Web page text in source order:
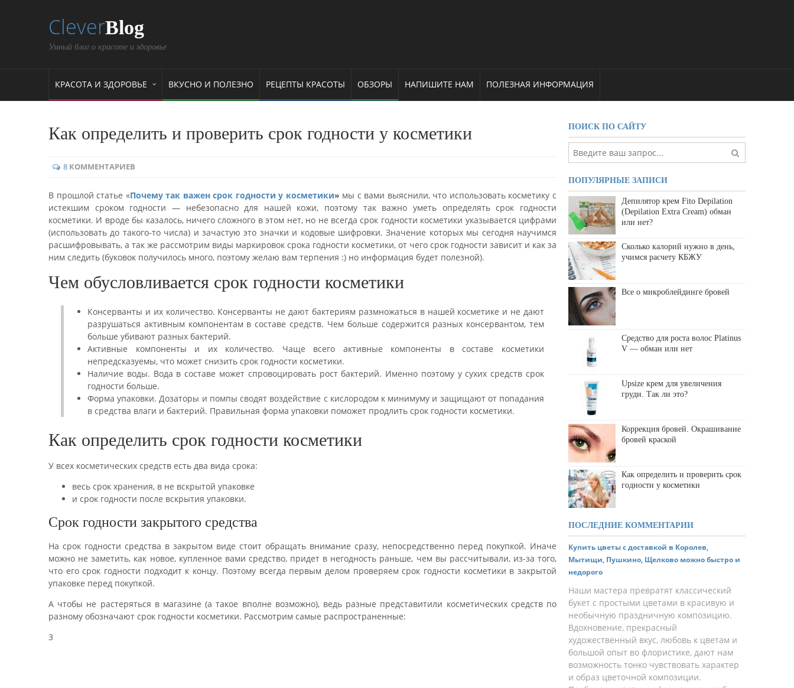
CleverBlog
Умный блог о красоте и здоровье
КРАСОТА И ЗДОРОВЬЕ ВКУСНО И ПОЛЕЗНО РЕЦЕПТЫ КРАСОТЫ ОБЗОРЫ НАПИШИТЕ НАМ ПОЛЕЗНАЯ ИНФОРМАЦИЯ
Как определить и проверить срок годности у косметики
8 КОММЕНТАРИЕВ
В прошлой статье «Почему так важен срок годности у косметики» мы с вами выяснили, что использовать косметику с
истекшим сроком годности — небезопасно для нашей кожи, поэтому так важно уметь определять срок годности
косметики. И вроде бы казалось, ничего сложного в этом нет, но не всегда срок годности косметики указывается цифрами
(использовать до такого-то числа) и зачастую это значки и кодовые шифровки. Значение которых мы сегодня научимся
расшифровывать, а так же рассмотрим виды маркировок срока годности косметики, от чего срок годности зависит и как за
ним следить (буковок получилось много, поэтому желаю вам терпения :) но информация будет полезной).
Чем обусловливается срок годности косметики
Консерванты и их количество. Консерванты не дают бактериям размножаться в нашей косметике и не дают
разрушаться активным компонентам в составе средств. Чем больше содержится разных консервантом, тем
больше убивают разных бактерий.
Активные компоненты и их количество. Чаще всего активные компоненты в составе косметики
непредсказуемы, что может снизить срок годности косметики.
Наличие воды. Вода в составе может спровоцировать рост бактерий. Именно поэтому у сухих средств срок
годности больше.
Форма упаковки. Дозаторы и помпы сводят воздействие с кислородом к минимуму и защищают от попадания
в средства влаги и бактерий. Правильная форма упаковки поможет продлить срок годности косметики.
Как определить срок годности косметики
У всех косметических средств есть два вида срока:
весь срок хранения, в не вскрытой упаковке
и срок годности после вскрытия упаковки.
Срок годности закрытого средства
На срок годности средства в закрытом виде стоит обращать внимание сразу, непосредственно перед покупкой. Иначе
можно не заметить, как новое, купленное вами средство, придет в негодность раньше, чем вы рассчитывали, из-за того,
что его срок годности подходит к концу. Поэтому всегда первым делом проверяем срок годности косметики в закрытой
упаковке перед покупкой.
А чтобы не растеряться в магазине (а такое вполне возможно), ведь разные представитили косметических средств по
разному обозначают срок годности косметики. Рассмотрим самые распространенные:
3
ПОИСК ПО САЙТУ
ПОПУЛЯРНЫЕ ЗАПИСИ
Депилятор крем Fito Depilation
(Depilation Extra Cream) обман
или нет?
Сколько калорий нужно в день,
учимся расчету КБЖУ
Все о микроблейдинге бровей
Средство для роста волос Platinus
V — обман или нет
Upsize крем для увеличения
груди. Так ли это?
Коррекция бровей. Окрашивание
бровей краской
Как определить и проверить срок
годности у косметики
ПОСЛЕДНИЕ КОММЕНТАРИИ
Купить цветы с доставкой в Королев,
Мытищи, Пушкино, Щелково можно быстро и
недорого
Наши мастера превратят классический
букет с простыми цветами в красивую и
необычную праздничную композицию.
Вдохновение, прекрасный
художественный вкус, любовь к цветам и
большой опыт во флористике, дают нам
возможность тонко чувствовать характер
и образ цветочной композиции.